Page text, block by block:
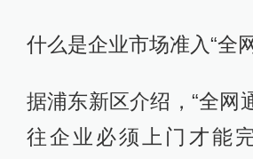
什么是企业市场准入“全
据浦东新区介绍，“全网
往企业必须上门才能